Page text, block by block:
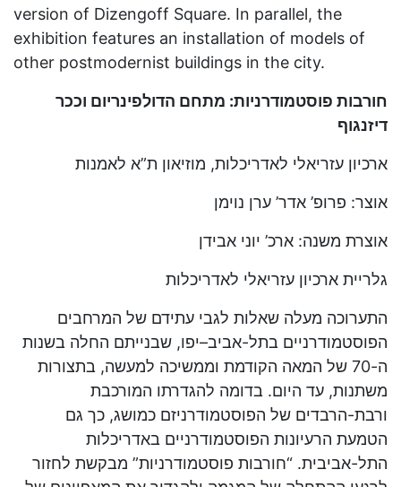
version of Dizengoff Square. In parallel, the
exhibition features an installation of models of
other postmodernist buildings in the city.
חורבות פוסטמודרניות: מתחם הדולפינריום וככר
דיזנגוף
ארכיון עזריאלי לאדריכלות, מוזיאון ת”א לאמנות
אוצר: פרופ’ אדר’ ערן נוימן
אוצרת משנה: ארכ’ יוני אבידן
גלריית ארכיון עזריאלי לאדריכלות
התערוכה מעלה שאלות לגבי עתידם של המרחבים
הפוסטמודרניים בתל-אביב–יפו, שבנייתם החלה בשנות
ה-70 של המאה הקודמת וממשיכה למעשה, בתצורות
משתנות, עד היום. בדומה להגדרתו המורכבת
ורבת-הרבדים של הפוסטמודרניזם כמושג, כך גם
הטמעת הרעיונות הפוסטמודרניים באדריכלות
התל-אביבית. “חורבות פוסטמודרניות” מבקשת לחזור